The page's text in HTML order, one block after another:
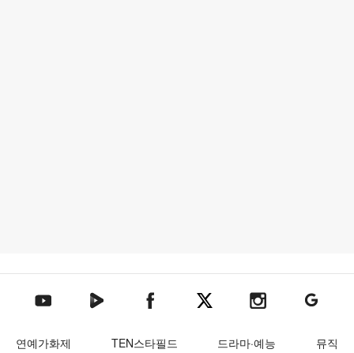
텐아시아 유튜브텐아시아 네이버TV텐아시아 페이스북텐아시아 엑스텐아시아 인스타그램
텐아시아
연예가화제 TEN스타필드 드라마·예능 뮤직